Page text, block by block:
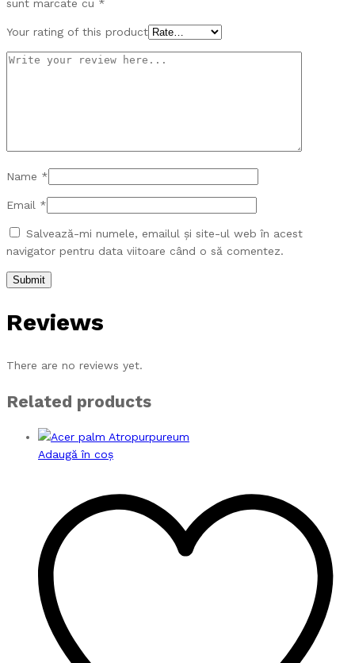
sunt marcate cu *
Your rating of this product
Name *
Email *
Salvează-mi numele, emailul și site-ul web în acest
navigator pentru data viitoare când o să comentez.
Reviews
There are no reviews yet.
Related products
Adaugă în coș